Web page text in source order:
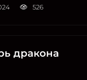
526
дракона